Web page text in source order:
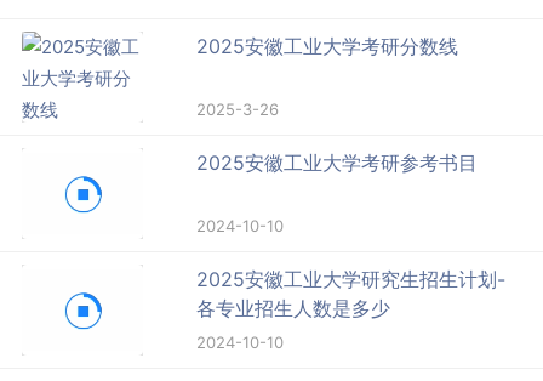
2025安徽工业大学考研分数线
2025-3-26
2025安徽工业大学考研参考书目
2024-10-10
2025安徽工业大学研究生招生计划-
各专业招生人数是多少
2024-10-10